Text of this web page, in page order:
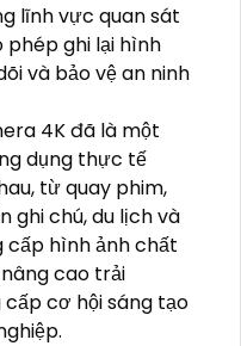
lĩnh vực quan sát
ghi lại hình
và bảo vệ an ninh
4K đã là một
dụng thực tế
từ quay phim,
ghi chú, du lịch và
cấp hình ảnh chất
cao trải
cơ hội sáng tạo